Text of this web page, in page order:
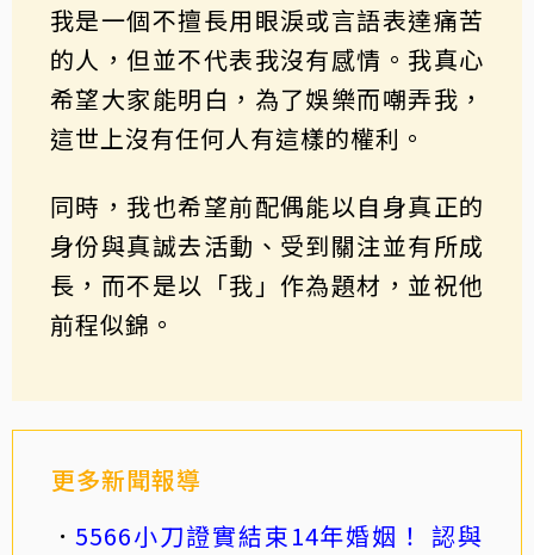
我是一個不擅長用眼淚或言語表達痛苦
的人，但並不代表我沒有感情。我真心
希望大家能明白，為了娛樂而嘲弄我，
這世上沒有任何人有這樣的權利。
同時，我也希望前配偶能以自身真正的
身份與真誠去活動、受到關注並有所成
長，而不是以「我」作為題材，並祝他
前程似錦。
更多新聞報導
5566小刀證實結束14年婚姻！ 認與